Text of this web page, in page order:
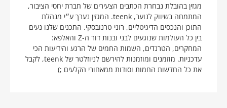
מגזין בהובלת נבחרת הכתבים הצעירים של חברת יחסי הציבור,
המתמחה בשיווק לנוער, teenk. המגזין נערך ע״י מנהלת
התוכן והנכסים הדיגיטליים, רוני טרנובסקי. התכנים שלנו נעים
בין כל העולמות שנוגעים לבני ובנות דור ה-Z והאלפא:
המחקרים, הטרנדים, השמות החמים של הרגע והידיעות הכי
עדכניות. מוזמנים ומוזמנות להירשם לניוזלטר של teenk, לקבל
את כל החדשות החמות וסודות ממאחורי הקלעים ;)